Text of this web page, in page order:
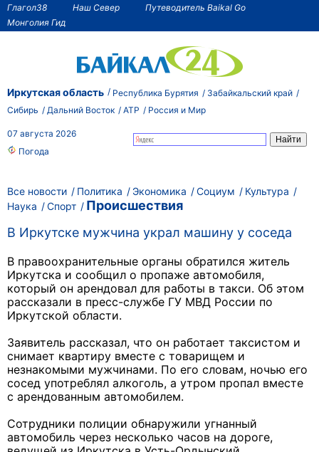
Глагол38 Наш Север
Путеводитель Baikal Go
Монголия Гид
Иркутская область Республика Бурятия
Забайкальский край
Сибирь
Дальний Восток АТР Россия и Мир
07 августа 2026
Погода
Все новости Политика Экономика Социум
Культура
Наука
Спорт
Происшествия
В Иркутске мужчина украл машину у соседа
В правоохранительные органы обратился житель
Иркутска и сообщил о пропаже автомобиля,
который он арендовал для работы в такси. Об этом
рассказали в пресс-службе ГУ МВД России по
Иркутской области.
Заявитель рассказал, что он работает таксистом и
снимает квартиру вместе с товарищем и
незнакомыми мужчинами. По его словам, ночью его
сосед употреблял алкоголь, а утром пропал вместе
с арендованным автомобилем.
Сотрудники полиции обнаружили угнанный
автомобиль через несколько часов на дороге,